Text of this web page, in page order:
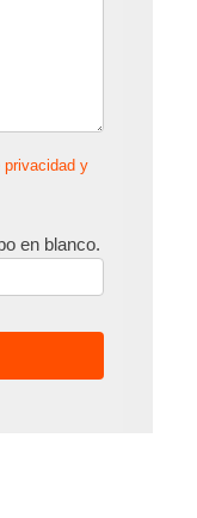
privacidad y
en blanco.